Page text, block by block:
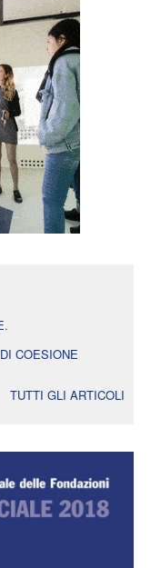
COESIONE
TUTTI GLI ARTICOLI